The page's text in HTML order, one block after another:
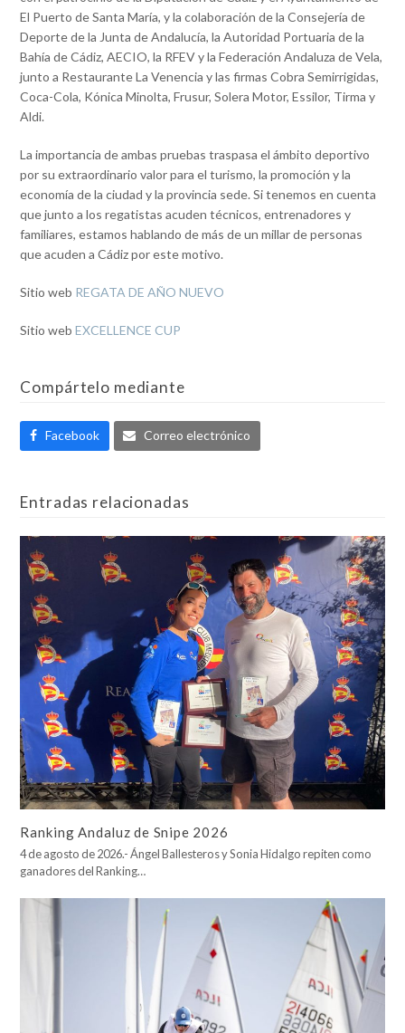
El Puerto de Santa María, y la colaboración de la Consejería de
Deporte de la Junta de Andalucía, la Autoridad Portuaria de la
Bahía de Cádiz, AECIO, la RFEV y la Federación Andaluza de Vela,
junto a Restaurante La Venencia y las firmas Cobra Semirrigidas,
Coca-Cola, Kónica Minolta, Frusur, Solera Motor, Essilor, Tirma y
Aldi.
La importancia de ambas pruebas traspasa el ámbito deportivo
por su extraordinario valor para el turismo, la promoción y la
economía de la ciudad y la provincia sede. Si tenemos en cuenta
que junto a los regatistas acuden técnicos, entrenadores y
familiares, estamos hablando de más de un millar de personas
que acuden a Cádiz por este motivo.
Sitio web REGATA DE AÑO NUEVO
Sitio webEXCELLENCE CUP
Compártelo mediante
Facebook Correo electrónico
Entradas relacionadas
Ranking Andaluz de Snipe 2026
4 de agosto de 2026.- Ángel Ballesteros y Sonia Hidalgo repiten como
ganadores del Ranking…